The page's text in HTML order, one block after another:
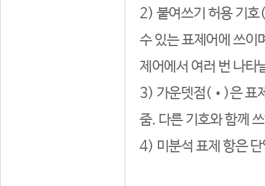
2) 붙여쓰기 허용 기호
수 있는 표제어에 쓰이
제어에서 여러 번 나타
3) 가운뎃점(•)은 표
줌. 다른 기호와 함께
4) 미분석 표제 항은